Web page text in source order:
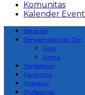
Komunitas
Kalender Event
Beranda
Pengembangan Diri
Hobi
Arena
Pendidikan
Parenting
Psikologi
Profesional